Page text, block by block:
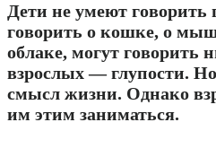
Дети не умеют говорить
говорить о кошке, о
облаке, могут говорить
взрослых — глупости.
смысл жизни. Однако
им этим заниматься.